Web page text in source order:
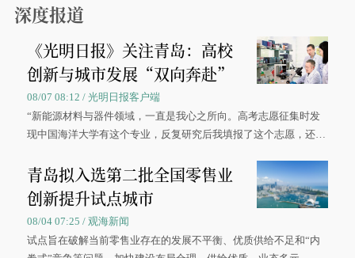
深度报道
《光明日报》关注青岛：高校
创新与城市发展“双向奔赴”
08/07 08:12 / 光明日报客户端
“新能源材料与器件领域，一直是我心之所向。高考志愿征集时发
现中国海洋大学有这个专业，反复研究后我填报了这个志愿，还真
大学材料科学与工程学院材料类专业的录取通知书。
青岛拟入选第二批全国零售业
创新提升试点城市
08/04 07:25 / 观海新闻
试点旨在破解当前零售业存在的发展不平衡、优质供给不足和“内